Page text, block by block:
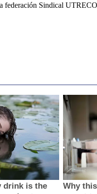
federación Sindical